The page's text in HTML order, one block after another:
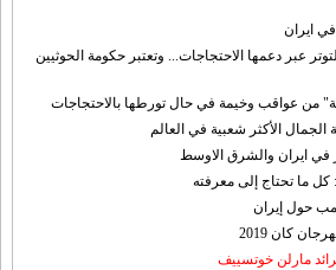
ايران
عبر دعمها الاحتجاجات... وتعتبر حكومة الحوثيين
من عواقب وخيمة في حال تورطها بالاحتجاجات
الأكثر شعبية في العالم
في ايران والشرق الاوسط
كل ما تحتاج إلى معرفته
حول إيران
مارلن خوتسييف